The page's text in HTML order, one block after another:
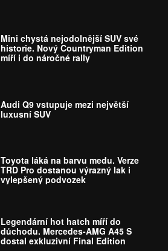
Mini chystá nejodolnější SUV své
historie. Nový Countryman Edition
míří i do náročné rally
Audi Q9 vstupuje mezi největší
luxusní SUV
Toyota láká na barvu medu. Verze
TRD Pro dostanou výrazný lak i
vylepšený podvozek
Legendární hot hatch míří do
důchodu. Mercedes-AMG A45 S
dostal exkluzivní Final Edition